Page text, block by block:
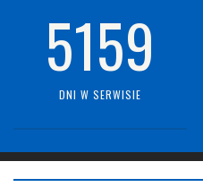
5159
DNI W SERWISIE